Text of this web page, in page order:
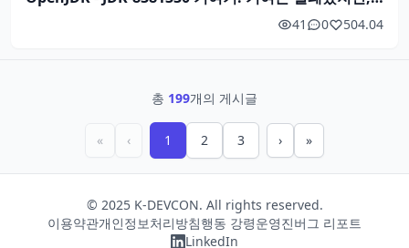
41 0 504.04
총 199개의 게시글
« ‹ 1 2 3 › »
© 2025 K-DEVCON. All rights reserved.
이용약관개인정보처리방침행동 강령운영진버그 리포트
LinkedIn